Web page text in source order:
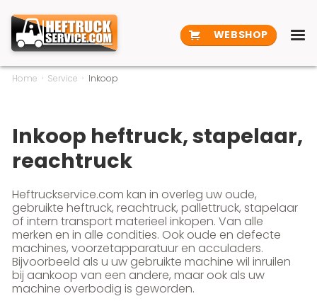
WEBSHOP
Home Service Inkoop
Inkoop heftruck, stapelaar,
reachtruck
Heftruckservice.com kan in overleg uw oude,
gebruikte heftruck, reachtruck, pallettruck, stapelaar
of intern transport materieel inkopen. Van alle
merken en in alle condities. Ook oude en defecte
machines, voorzetapparatuur en acculaders.
Bijvoorbeeld als u uw gebruikte machine wil inruilen
bij aankoop van een andere, maar ook als uw
machine overbodig is geworden.